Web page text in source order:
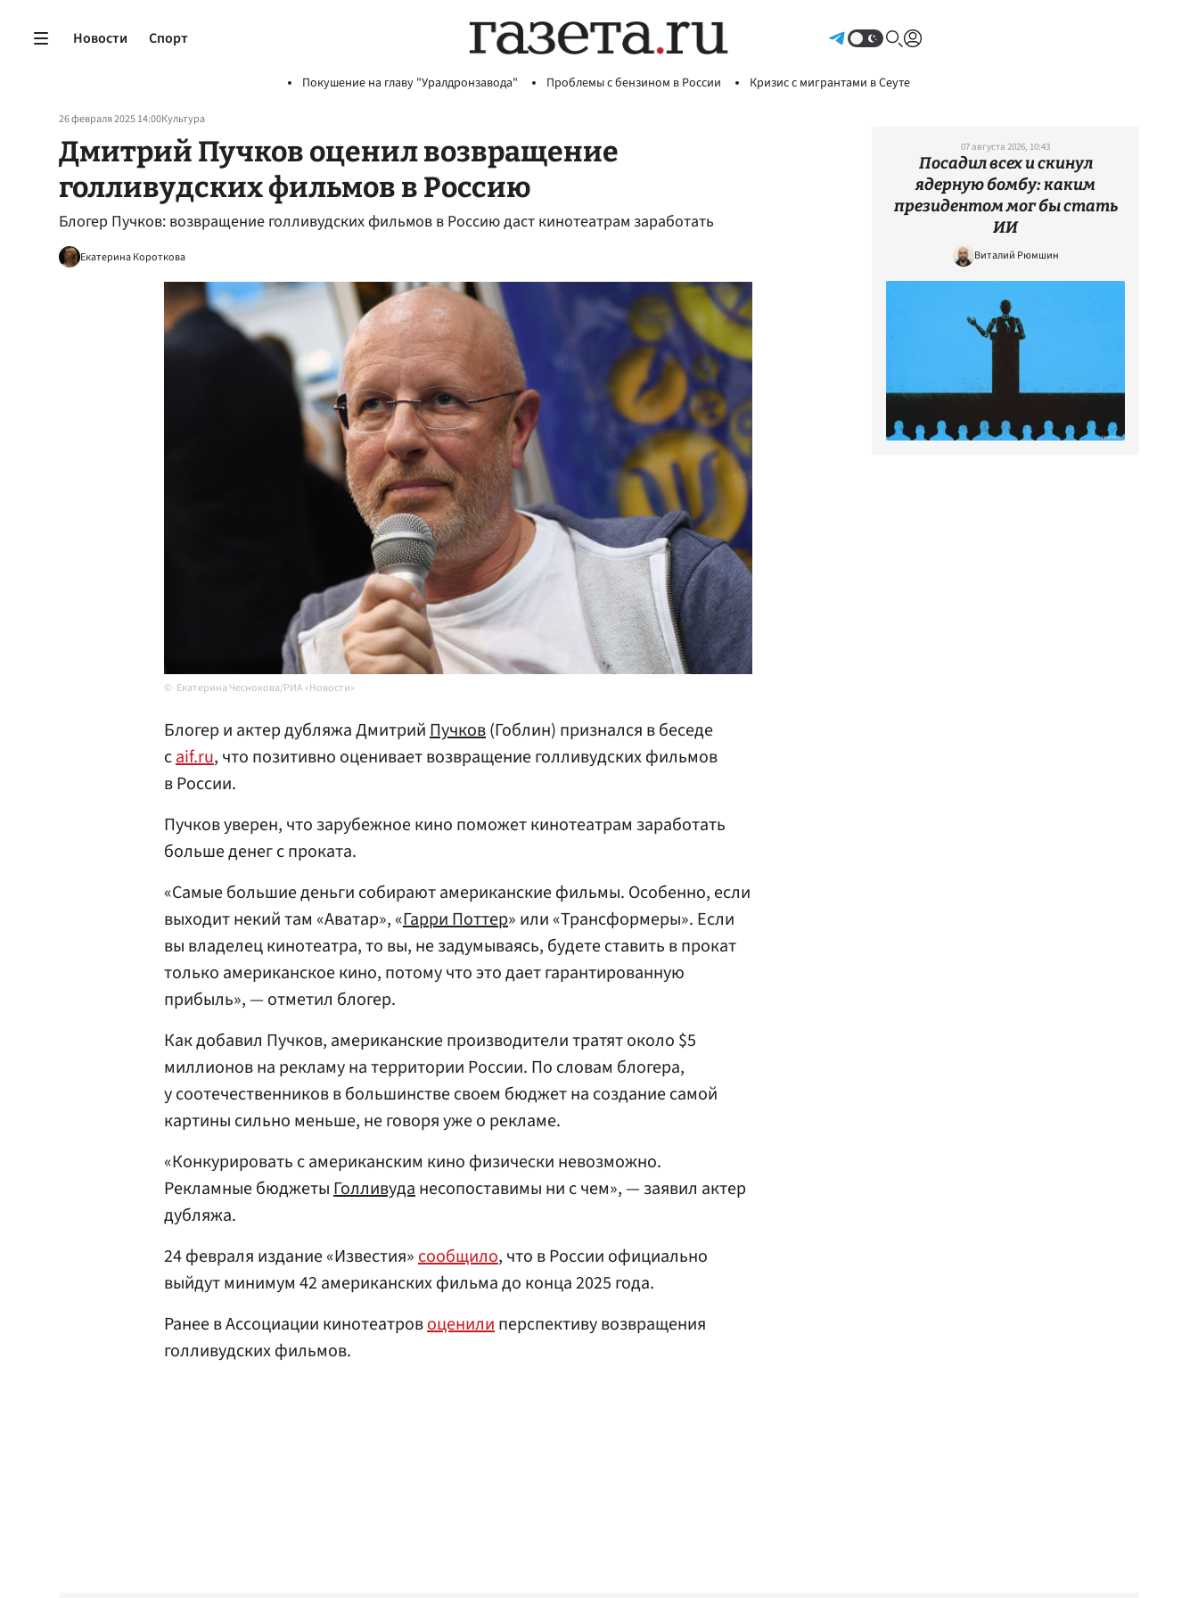
Новости Спорт
Покушение на главу "Уралдронзавода" Проблемы с бензином в России Кризис с мигрантами в Сеуте
26 февраля 2025 14:00Культура
Дмитрий Пучков оценил возвращение
голливудских фильмов в Россию
Блогер Пучков: возвращение голливудских фильмов в Россию даст кинотеатрам заработать
Екатерина Короткова
Екатерина Чеснокова/РИА «Новости»
Блогер и актер дубляжа ДмитрийПучков(Гоблин) признался в беседе
сaif.ru, что позитивно оценивает возвращение голливудских фильмов
в России.
Пучков уверен, что зарубежное кино поможет кинотеатрам заработать
больше денег с проката.
«Самые большие деньги собирают американские фильмы. Особенно, если
выходит некий там «Аватар», «Гарри Поттер» или «Трансформеры». Если
вы владелец кинотеатра, то вы, не задумываясь, будете ставить в прокат
только американское кино, потому что это дает гарантированную
прибыль», — отметил блогер.
Как добавил Пучков, американские производители тратят около $5
миллионов на рекламу на территории России. По словам блогера,
у соотечественников в большинстве своем бюджет на создание самой
картины сильно меньше, не говоря уже о рекламе.
«Конкурировать с американским кино физически невозможно.
Рекламные бюджетыГолливуданесопоставимы ни с чем», — заявил актер
дубляжа.
24 февраля издание «Известия»сообщило, что в России официально
выйдут минимум 42 американских фильма до конца 2025 года.
Ранее в Ассоциации кинотеатровоценилиперспективу возвращения
голливудских фильмов.
07 августа 2026, 10:43
Посадил всех и скинул
ядерную бомбу: каким
президентом мог бы стать
ИИ
Виталий Рюмшин